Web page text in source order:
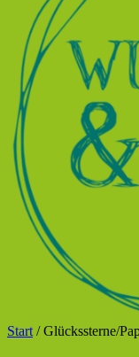
Start / Glückssterne/